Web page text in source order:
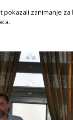
pokazali zanimanje